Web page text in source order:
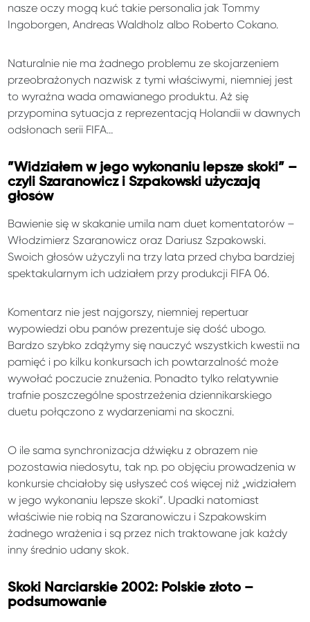
nasze oczy mogą kuć takie personalia jak Tommy
Ingoborgen, Andreas Waldholz albo Roberto Cokano.
Naturalnie nie ma żadnego problemu ze skojarzeniem
przeobrażonych nazwisk z tymi właściwymi, niemniej jest
to wyraźna wada omawianego produktu. Aż się
przypomina sytuacja z reprezentacją Holandii w dawnych
odsłonach serii FIFA…
”Widziałem w jego wykonaniu lepsze skoki” –
czyli Szaranowicz i Szpakowski użyczają
głosów
Bawienie się w skakanie umila nam duet komentatorów –
Włodzimierz Szaranowicz oraz Dariusz Szpakowski.
Swoich głosów użyczyli na trzy lata przed chyba bardziej
spektakularnym ich udziałem przy produkcji FIFA 06.
Komentarz nie jest najgorszy, niemniej repertuar
wypowiedzi obu panów prezentuje się dość ubogo.
Bardzo szybko zdążymy się nauczyć wszystkich kwestii na
pamięć i po kilku konkursach ich powtarzalność może
wywołać poczucie znużenia. Ponadto tylko relatywnie
trafnie poszczególne spostrzeżenia dziennikarskiego
duetu połączono z wydarzeniami na skoczni.
O ile sama synchronizacja dźwięku z obrazem nie
pozostawia niedosytu, tak np. po objęciu prowadzenia w
konkursie chciałoby się usłyszeć coś więcej niż „widziałem
w jego wykonaniu lepsze skoki”. Upadki natomiast
właściwie nie robią na Szaranowiczu i Szpakowskim
żadnego wrażenia i są przez nich traktowane jak każdy
inny średnio udany skok.
Skoki Narciarskie 2002: Polskie złoto –
podsumowanie